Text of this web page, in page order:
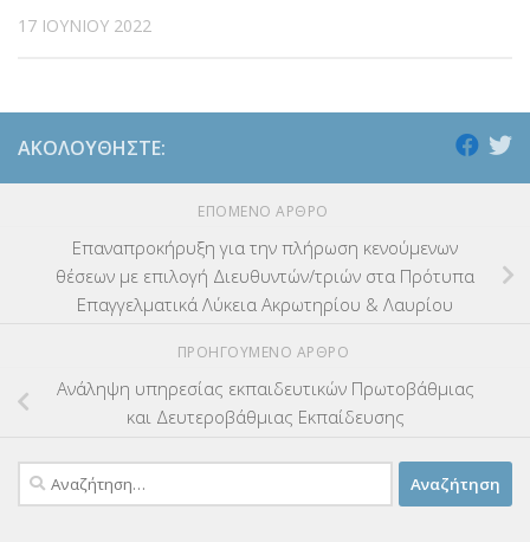
17 ΙΟΥΝΊΟΥ 2022
ΑΚΟΛΟΥΘΉΣΤΕ:
ΕΠΌΜΕΝΟ ΆΡΘΡΟ
Επαναπροκήρυξη για την πλήρωση κενούμενων
θέσεων με επιλογή Διευθυντών/τριών στα Πρότυπα
Επαγγελματικά Λύκεια Ακρωτηρίου & Λαυρίου
ΠΡΟΗΓΟΎΜΕΝΟ ΆΡΘΡΟ
Ανάληψη υπηρεσίας εκπαιδευτικών Πρωτοβάθμιας
και Δευτεροβάθμιας Εκπαίδευσης
Αναζήτηση
για: